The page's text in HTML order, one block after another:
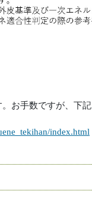
お手数ですが、下
index.html